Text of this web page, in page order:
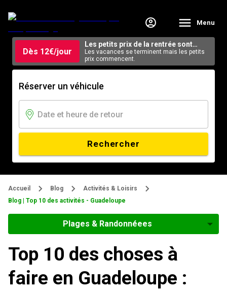
Menu
Dès 12€/jour
Les petits prix de la rentrée sont
arrivés.
Les vacances se terminent mais les petits
prix commencent.
Réserver un véhicule
Rechercher
Accueil Blog
Activités & Loisirs
Blog | Top 10 des activités - Guadeloupe
Plages & Randonnéees
Top 10 des choses à
faire en Guadeloupe :